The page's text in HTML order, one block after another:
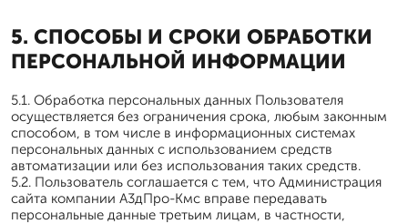
5. СПОСОБЫ И СРОКИ ОБРАБОТКИ
ПЕРСОНАЛЬНОЙ ИНФОРМАЦИИ
5.1. Обработка персональных данных Пользователя
осуществляется без ограничения срока, любым законным
способом, в том числе в информационных системах
персональных данных с использованием средств
автоматизации или без использования таких средств.
5.2. Пользователь соглашается с тем, что Администрация
сайта компании А3дПро-Кмс вправе передавать
персональные данные третьим лицам, в частности,